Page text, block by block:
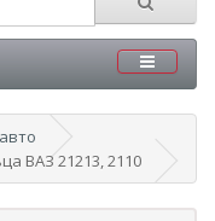
ВАЗ 21213, 2110